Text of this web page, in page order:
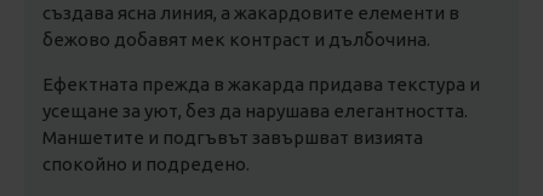
създава ясна линия, а жакардовите елементи в
бежово добавят мек контраст и дълбочина.
Ефектната прежда в жакарда придава текстура и
усещане за уют, без да нарушава елегантността.
Маншетите и подгъвът завършват визията
спокойно и подредено.